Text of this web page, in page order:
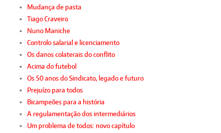
Mudança de pasta
Tiago Craveiro
Nuno Maniche
Controlo salarial e licenciamento
Os danos colaterais do conflito
Acima do futebol
Os 50 anos do Sindicato, legado e futuro
Prejuízo para todos
Bicampeões para a história
A regulamentação dos intermediários
Um problema de todos: novo capítulo